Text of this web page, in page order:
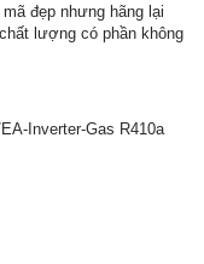
đẹp nhưng hãng lại
lượng có phần không
Inverter-Gas R410a